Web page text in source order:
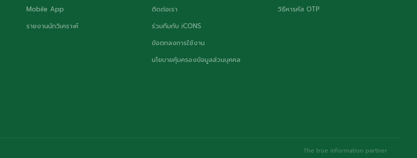
Mobile App
รายงานนักวิเคราะห์
ติดต่อเรา
ร่วมทีมกับ iCONS
ข้อตกลงการใช้งาน
นโยบายคุ้มครองข้อมูลส่วนบุคคล
วิธีหารหัส OTP
The true information partner